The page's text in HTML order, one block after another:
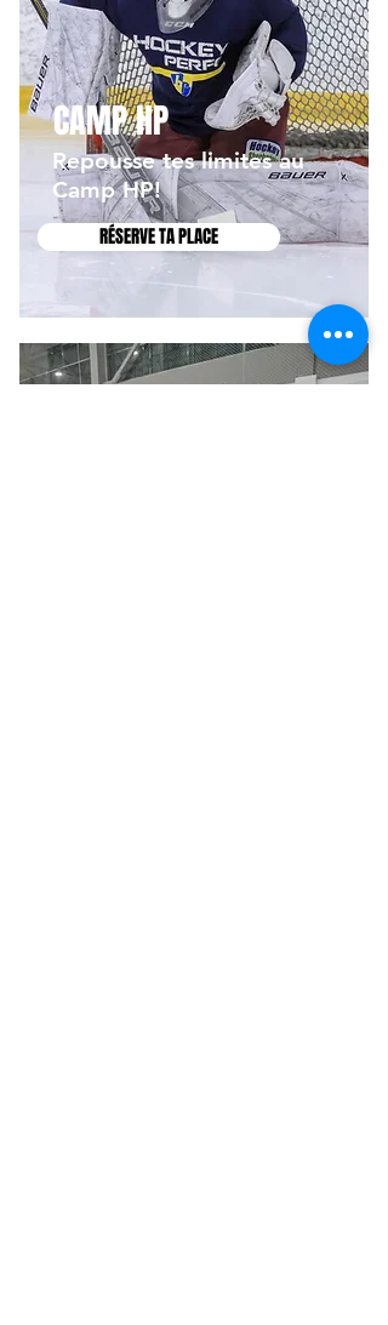
CAMP HP
Repousse tes limites au
Camp HP!
RÉSERVE TA PLACE